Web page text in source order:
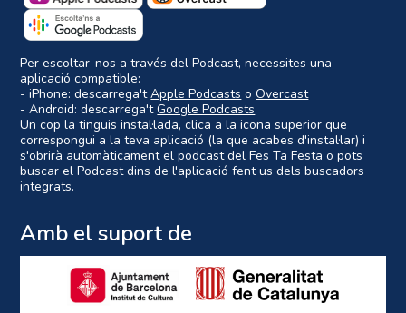
Per escoltar-nos a través del Podcast, necessites una
aplicació compatible:
- iPhone: descarrega'tApple Podcasts oOvercast
- Android: descarrega'tGoogle Podcasts
Un cop la tinguis instal·lada, clica a la icona superior que
correspongui a la teva aplicació (la que acabes d'instal·lar) i
s'obrirà automàticament el podcast del Fes Ta Festa o pots
buscar el Podcast dins de l'aplicació fent us dels buscadors
integrats.
Amb el suport de